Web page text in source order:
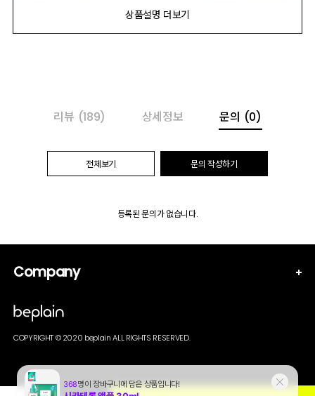
리뷰 (189) 상세정보 문의 (0)
전체보기 문의 작성하기
등록된 문의가 없습니다.
Company
COPYRIGHT © 2020 beplain ALL RIGHTS RESERVED.